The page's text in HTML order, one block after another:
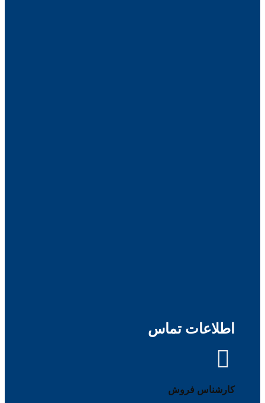
اطلاعات تماس
کارشناس فروش